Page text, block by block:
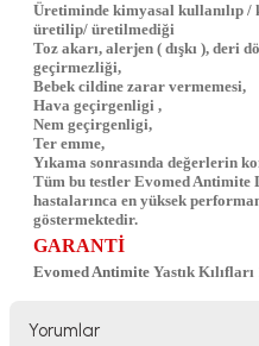
Üretiminde kimyasal kullanılıp /
üretilip/ üretilmediği
Toz akarı, alerjen ( dışkı ), deri
geçirmezliği,
Bebek cildine zarar vermemesi,
Hava geçirgenligi ,
Nem geçirgenligi,
Ter emme,
Yıkama sonrasında değerlerin
Tüm bu testler Evomed Antimite
hastalarınca en yüksek
göstermektedir.
GARANTİ
Evomed Antimite Yastık Kılıfları
Yorumlar